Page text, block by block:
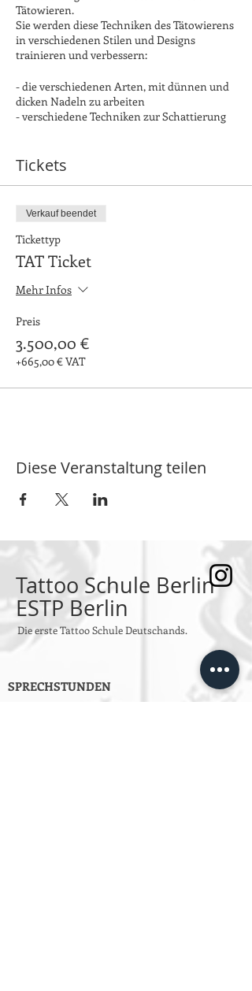
Tätowieren.
Sie werden diese Techniken des Tätowierens
in verschiedenen Stilen und Designs
trainieren und verbessern:
- die verschiedenen Arten, mit dünnen und
dicken Nadeln zu arbeiten
- verschiedene Techniken zur Schattierung
Allgemeine Informationen:
Dauer: 88 Stunden | Präsenzkurs | 9:30 bis
erforderlich: Tätowiermaschine, Netzteil,
Clipcord-Kabel und Fußpedal
Tickets
Verkauf beendet
Tickettyp
TAT Ticket
Mehr Infos
Preis
3.500,00 €
+665,00 € VAT
Diese Veranstaltung teilen
Tattoo Schule Berlin
ESTP Berlin
Die erste Tattoo Schule Deutschands.
SPRECHSTUNDEN